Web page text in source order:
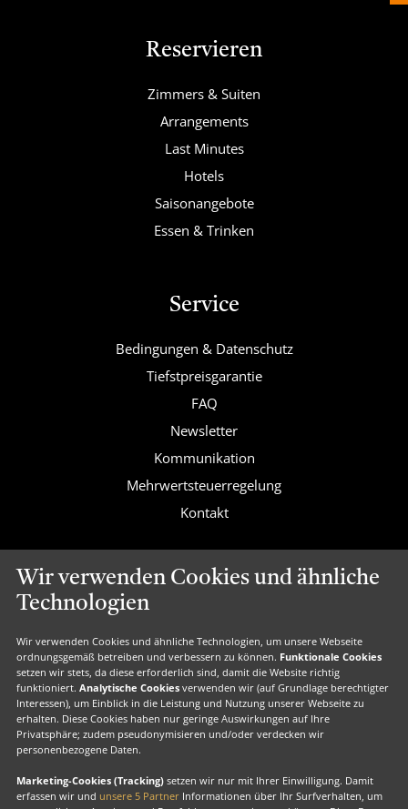
Wir verwenden Cookies und ähnliche
Technologien
Wir verwenden Cookies und ähnliche Technologien, um unsere Webseite
ordnungsgemäß betreiben und verbessern zu können. Funktionale Cookies
setzen wir stets, da diese erforderlich sind, damit die Website richtig
funktioniert. Analytische Cookies verwenden wir (auf Grundlage berechtigter
Interessen), um Einblick in die Leistung und Nutzung unserer Webseite zu
erhalten. Diese Cookies haben nur geringe Auswirkungen auf Ihre
Privatsphäre; zudem pseudonymisieren und/oder verdecken wir
personenbezogene Daten.
Marketing-Cookies (Tracking) setzen wir nur mit Ihrer Einwilligung. Damit
erfassen wir und unsere 5 Partner Informationen über Ihr Surfverhalten, um
Reservieren
Zimmers & Suiten
Arrangements
Last Minutes
Hotels
Saisonangebote
Essen & Trinken
Service
Bedingungen & Datenschutz
Tiefstpreisgarantie
FAQ
Newsletter
Kommunikation
Mehrwertsteuerregelung
Kontakt
Valk Exclusief
Valk Geschenkkarte
Valk Suiten
Valk Exclusief Membership
Valk Exclusief Zakelijk